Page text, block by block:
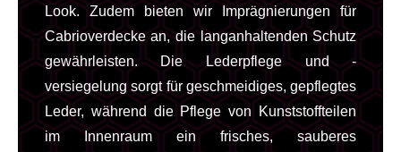
Look. Zudem bieten wir Imprägnierungen für
Cabrioverdecke an, die langanhaltenden Schutz
gewährleisten. Die Lederpflege und -
versiegelung sorgt für geschmeidiges, gepflegtes
Leder, während die Pflege von Kunststoffteilen
im Innenraum ein frisches, sauberes